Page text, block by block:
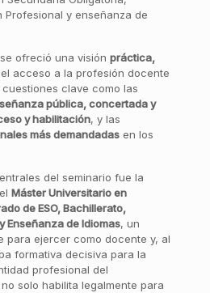
Profesional y enseñanza de
ofreció una visión práctica,
acceso a la profesión docente
clave como las
pública, concertada y
y habilitación, y las
más demandadasen los
del seminario fue la
Máster Universitario en
de ESO, Bachillerato,
Enseñanza de Idiomas, un
para ejercer como docente y, al
formativa decisiva para la
profesional del
solo habilita legalmente para